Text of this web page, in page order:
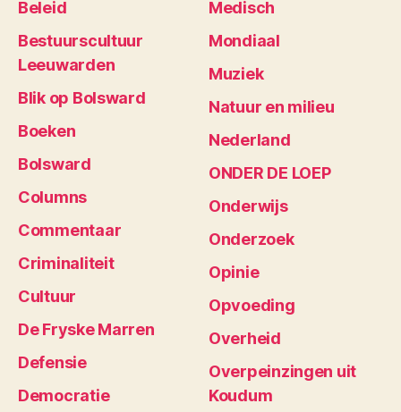
Beleid
Bestuurscultuur
Leeuwarden
Blik op Bolsward
Boeken
Bolsward
Columns
Commentaar
Criminaliteit
Cultuur
De Fryske Marren
Defensie
Democratie
Medisch
Mondiaal
Muziek
Natuur en milieu
Nederland
ONDER DE LOEP
Onderwijs
Onderzoek
Opinie
Opvoeding
Overheid
Overpeinzingen uit
Koudum